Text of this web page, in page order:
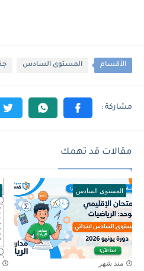
الأقسام المستوى السادس
مقالات قد تهمك
المستوى السادس
منذ شهر